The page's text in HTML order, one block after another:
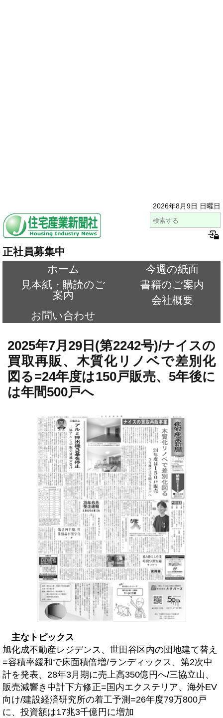
2026年8月9日 日曜日
正社員募集中
ホーム
今週の紙面
見本紙・購読のご
案内
書籍のご案内
会社概要
お問い合わせ
2025年7月29日(第2242号)/ナイスの
買取再販、木質化リノベで差別化
図る=24年度は150戸販売、5年後に
は年間500戸へ
主なトピックス
旭化成不動産レジデンス、世田谷区内の団地建て替え
=容積率緩和で床面積倍増/ランディックス、第2次中
計を発表、28年3月期に売上高350億円へ/三協立山、
販売減響き中計下方修正=国内エクステリア、海外EV
向け/建設経済研究所の着工予測=26年度79万800戸
に、投資額は17兆3千億円に増加